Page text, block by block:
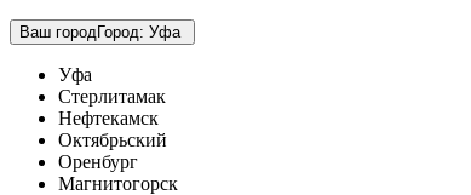
Ваш городГород: Уфа
Уфа
Стерлитамак
Нефтекамск
Октябрьский
Оренбург
Магнитогорск